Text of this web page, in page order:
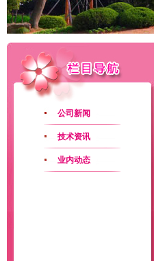
公司新闻
技术资讯
业内动态